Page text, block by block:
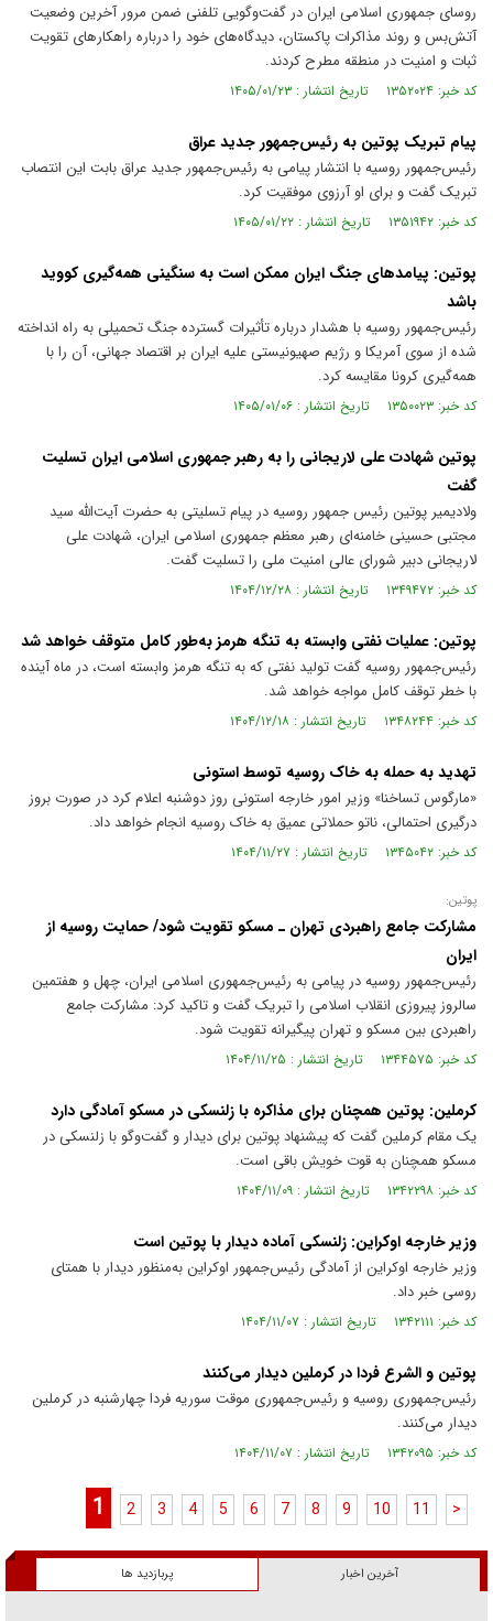
روسای جمهوری اسلامی ایران در گفت‌وگویی تلفنی ضمن مرور آخرین وضعیت
آتش‌بس و روند مذاکرات پاکستان، دیدگاه‌های خود را درباره راهکار‌های تقویت
ثبات و امنیت در منطقه مطرح کردند.
کد خبر: ۱۳۵۲۰۲۴ تاریخ انتشار : ۱۴۰۵/۰۱/۲۳
پیام تبریک پوتین به رئیس‌جمهور جدید عراق
رئیس‌جمهور روسیه با انتشار پیامی به رئیس‌جمهور جدید عراق بابت این انتصاب
تبریک گفت و برای او آرزوی موفقیت کرد.
کد خبر: ۱۳۵۱۹۴۲ تاریخ انتشار : ۱۴۰۵/۰۱/۲۲
پوتین: پیامد‌های جنگ ایران ممکن است به سنگینی همه‌گیری کووید
باشد
رئیس‌جمهور روسیه با هشدار درباره تأثیرات گسترده جنگ تحمیلی به راه انداخته
شده از سوی آمریکا و رژیم صهیونیستی علیه ایران بر اقتصاد جهانی، آن را با
همه‌گیری کرونا مقایسه کرد.
کد خبر: ۱۳۵۰۰۲۳ تاریخ انتشار : ۱۴۰۵/۰۱/۰۶
پوتین شهادت علی لاریجانی را به رهبر جمهوری اسلامی ایران تسلیت
گفت
ولادیمیر پوتین رئیس جمهور روسیه در پیام تسلیتی به حضرت آیت‌الله سید
مجتبی حسینی خامنه‌ای رهبر معظم جمهوری اسلامی ایران، شهادت علی
لاریجانی دبیر شورای عالی امنیت ملی را تسلیت گفت.
کد خبر: ۱۳۴۹۴۷۲ تاریخ انتشار : ۱۴۰۴/۱۲/۲۸
پوتین: عملیات نفتی وابسته به تنگه هرمز به‌طور کامل متوقف خواهد شد
رئیس‌جمهور روسیه گفت تولید نفتی که به تنگه هرمز وابسته است، در ماه آینده
با خطر توقف کامل مواجه خواهد شد.
کد خبر: ۱۳۴۸۲۴۴ تاریخ انتشار : ۱۴۰۴/۱۲/۱۸
تهدید به حمله به خاک روسیه توسط استونی
«مارگوس تساخنا» وزیر امور خارجه استونی روز دوشنبه اعلام کرد در صورت بروز
درگیری احتمالی، ناتو حملاتی عمیق به خاک روسیه انجام خواهد داد.
کد خبر: ۱۳۴۵۰۴۲ تاریخ انتشار : ۱۴۰۴/۱۱/۲۷
پوتین:
مشارکت جامع راهبردی تهران ـ مسکو تقویت شود/ حمایت روسیه از
ایران
رئیس‌جمهور روسیه در پیامی به رئیس‌جمهوری اسلامی ایران، چهل و هفتمین
سالروز پیروزی انقلاب اسلامی را تبریک گفت و تاکید کرد: مشارکت جامع
راهبردی بین مسکو و تهران پیگیرانه تقویت شود.
کد خبر: ۱۳۴۴۵۷۵ تاریخ انتشار : ۱۴۰۴/۱۱/۲۵
کرملین: پوتین همچنان برای مذاکره با زلنسکی در مسکو آمادگی دارد
یک مقام کرملین گفت که پیشنهاد پوتین برای دیدار و گفت‌و‌گو با زلنسکی در
مسکو همچنان به قوت خویش باقی است.
کد خبر: ۱۳۴۲۲۹۸ تاریخ انتشار : ۱۴۰۴/۱۱/۰۹
وزیر خارجه اوکراین: زلنسکی آماده دیدار با پوتین است
وزیر خارجه اوکراین از آمادگی رئیس‌جمهور اوکراین به‌منظور دیدار با همتای
روسی خبر داد.
کد خبر: ۱۳۴۲۱۱۱ تاریخ انتشار : ۱۴۰۴/۱۱/۰۷
پوتین و الشرع فردا در کرملین دیدار می‌کنند
رئیس‌جمهوری روسیه و رئیس‌جمهوری موقت سوریه فردا چهارشنبه در کرملین
دیدار می‌کنند.
کد خبر: ۱۳۴۲۰۹۵ تاریخ انتشار : ۱۴۰۴/۱۱/۰۷
1 2 3 4 5 6 7 8 9 10 11 >
آخرین اخبار پربازدید ها